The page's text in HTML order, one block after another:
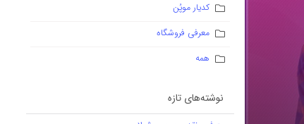
کدیار موپُن
معرفی فروشگاه
همه
نوشته‌های تازه